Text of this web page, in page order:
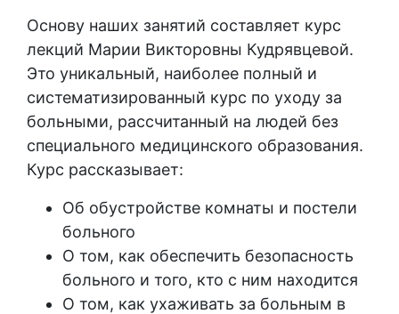
Основу наших занятий составляет курс
лекций Марии Викторовны Кудрявцевой.
Это уникальный, наиболее полный и
систематизированный курс по уходу за
больными, рассчитанный на людей без
специального медицинского образования.
Курс рассказывает:
Об обустройстве комнаты и постели
больного
О том, как обеспечить безопасность
больного и того, кто с ним находится
О том, как ухаживать за больным в